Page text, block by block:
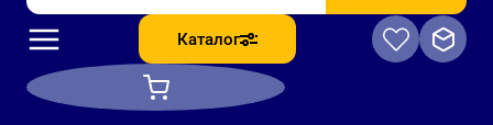
Каталог